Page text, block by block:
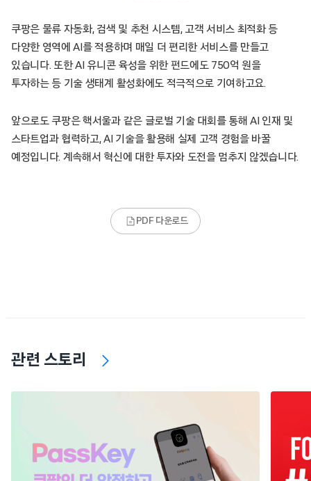
쿠팡은 물류 자동화, 검색 및 추천 시스템, 고객 서비스 최적화 등
다양한 영역에 AI를 적용하며 매일 더 편리한 서비스를 만들고
있습니다. 또한 AI 유니콘 육성을 위한 펀드에도 750억 원을
투자하는 등 기술 생태계 활성화에도 적극적으로 기여하고요.
앞으로도 쿠팡은 핵서울과 같은 글로벌 기술 대회를 통해 AI 인재 및
스타트업과 협력하고, AI 기술을 활용해 실제 고객 경험을 바꿀
예정입니다. 계속해서 혁신에 대한 투자와 도전을 멈추지 않겠습니다.
PDF 다운로드
관련 스토리